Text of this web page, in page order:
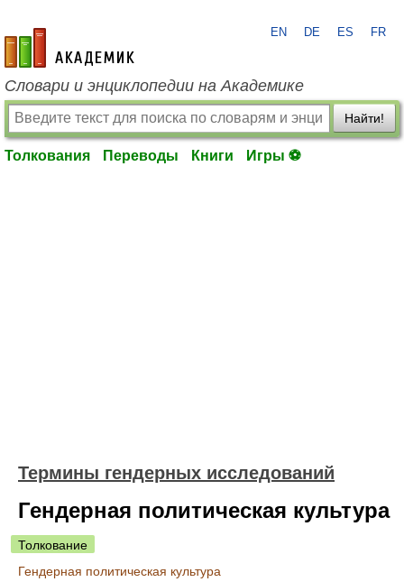
academic.ru
EN DE ES FR
Словари и энциклопедии на Академике
Найти!
Толкования Переводы Книги Игры ⚽
Термины гендерных исследований
Гендерная политическая культура
Толкование
Гендерная политическая культура